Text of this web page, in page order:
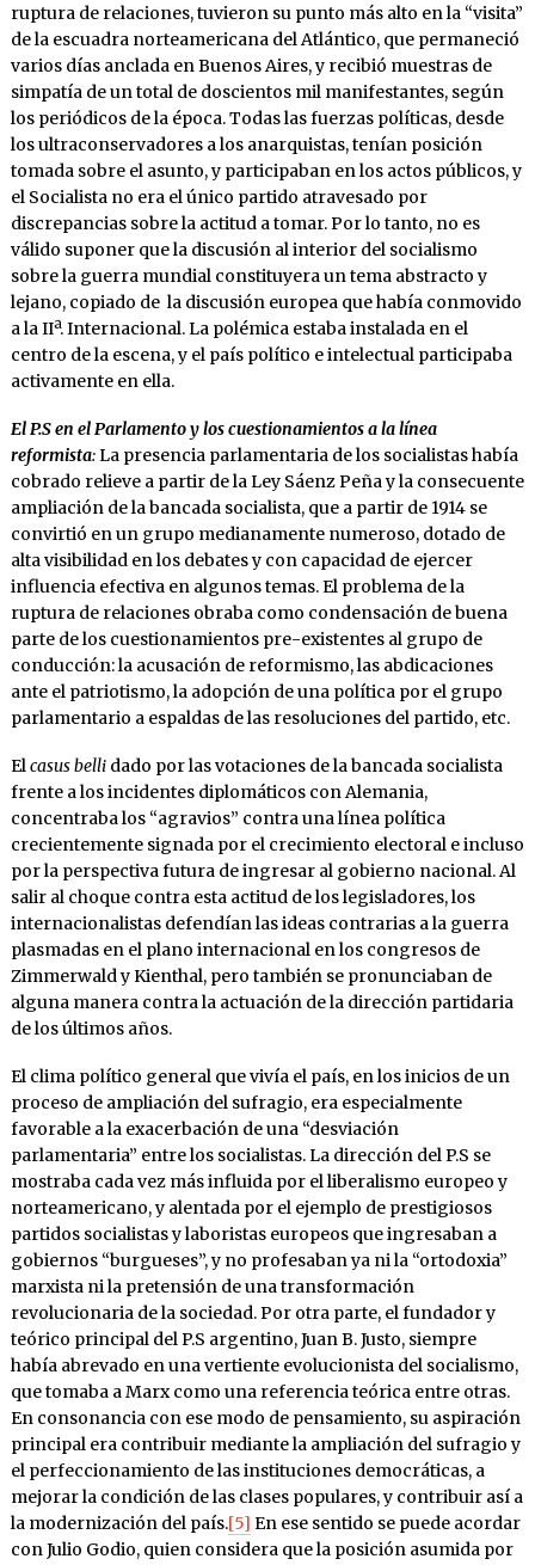
ruptura de relaciones, tuvieron su punto más alto en la “visita”
de la escuadra norteamericana del Atlántico, que permaneció
varios días anclada en Buenos Aires, y recibió muestras de
simpatía de un total de doscientos mil manifestantes, según
los periódicos de la época. Todas las fuerzas políticas, desde
los ultraconservadores a los anarquistas, tenían posición
tomada sobre el asunto, y participaban en los actos públicos, y
el Socialista no era el único partido atravesado por
discrepancias sobre la actitud a tomar. Por lo tanto, no es
válido suponer que la discusión al interior del socialismo
sobre la guerra mundial constituyera un tema abstracto y
lejano, copiado de la discusión europea que había conmovido
a la IIª. Internacional. La polémica estaba instalada en el
centro de la escena, y el país político e intelectual participaba
activamente en ella.
El P.S en el Parlamento y los cuestionamientos a la línea
reformista:La presencia parlamentaria de los socialistas había
cobrado relieve a partir de la Ley Sáenz Peña y la consecuente
ampliación de la bancada socialista, que a partir de 1914 se
convirtió en un grupo medianamente numeroso, dotado de
alta visibilidad en los debates y con capacidad de ejercer
influencia efectiva en algunos temas. El problema de la
ruptura de relaciones obraba como condensación de buena
parte de los cuestionamientos pre-existentes al grupo de
conducción: la acusación de reformismo, las abdicaciones
ante el patriotismo, la adopción de una política por el grupo
parlamentario a espaldas de las resoluciones del partido, etc.
Elcasus belli dado por las votaciones de la bancada socialista
frente a los incidentes diplomáticos con Alemania,
concentraba los “agravios” contra una línea política
crecientemente signada por el crecimiento electoral e incluso
por la perspectiva futura de ingresar al gobierno nacional. Al
salir al choque contra esta actitud de los legisladores, los
internacionalistas defendían las ideas contrarias a la guerra
plasmadas en el plano internacional en los congresos de
Zimmerwald y Kienthal, pero también se pronunciaban de
alguna manera contra la actuación de la dirección partidaria
de los últimos años.
El clima político general que vivía el país, en los inicios de un
proceso de ampliación del sufragio, era especialmente
favorable a la exacerbación de una “desviación
parlamentaria” entre los socialistas. La dirección del P.S se
mostraba cada vez más influida por el liberalismo europeo y
norteamericano, y alentada por el ejemplo de prestigiosos
partidos socialistas y laboristas europeos que ingresaban a
gobiernos “burgueses”, y no profesaban ya ni la “ortodoxia”
marxista ni la pretensión de una transformación
revolucionaria de la sociedad. Por otra parte, el fundador y
teórico principal del P.S argentino, Juan B. Justo, siempre
había abrevado en una vertiente evolucionista del socialismo,
que tomaba a Marx como una referencia teórica entre otras.
En consonancia con ese modo de pensamiento, su aspiración
principal era contribuir mediante la ampliación del sufragio y
el perfeccionamiento de las instituciones democráticas, a
mejorar la condición de las clases populares, y contribuir así a
la modernización del país.[5] En ese sentido se puede acordar
con Julio Godio, quien considera que la posición asumida por